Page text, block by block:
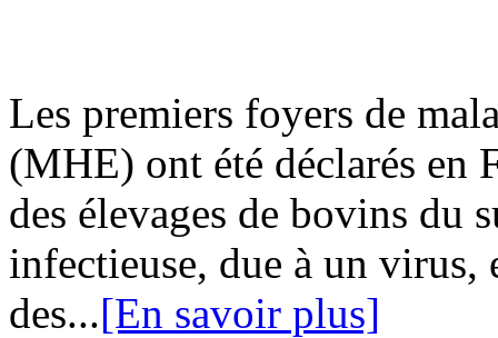
Les premiers foyers de
(MHE) ont été déclarés en
des élevages de bovins du
infectieuse, due à un virus,
des...[En savoir plus]